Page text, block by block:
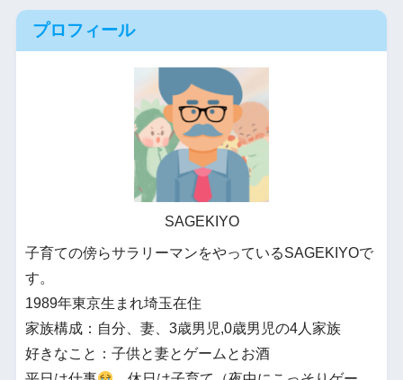
プロフィール
SAGEKIYO
子育ての傍らサラリーマンをやっているSAGEKIYOで
す。
1989年東京生まれ埼玉在住
家族構成：自分、妻、3歳男児,0歳男児の4人家族
好きなこと：子供と妻とゲームとお酒